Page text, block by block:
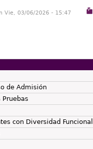
Vie, 03/06/2026 - 15:47
de Admisión
con Diversidad Funcional